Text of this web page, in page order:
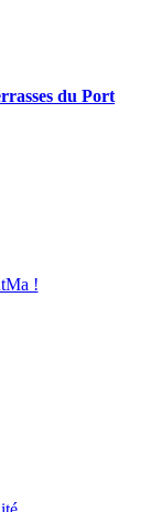
du Port
!